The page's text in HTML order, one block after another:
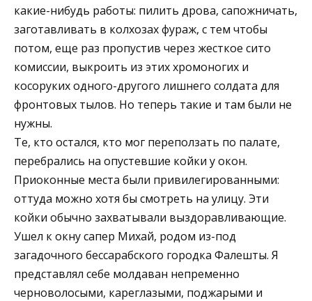
какие-нибудь работы: пилить дрова, сапожничать,
заготавливать в колхозах фураж, с тем чтобы
потом, еще раз пропустив через жесткое сито
комиссии, выкроить из этих хромоногих и
косоруких одного-другого лишнего солдата для
фронтовых тылов. Но теперь такие и там были не
нужны.
Те, кто остался, кто мог переползать по палате,
перебрались на опустевшие койки у окон.
Приоконные места были привилегированными:
оттуда можно хотя бы смотреть на улицу. Эти
койки обычно захватывали выздоравливающие.
Ушел к окну сапер Михай, родом из-под
загадочного бессарабского городка Фалешты. Я
представлял себе молдаван непременно
черноволосыми, кареглазыми, поджарыми и